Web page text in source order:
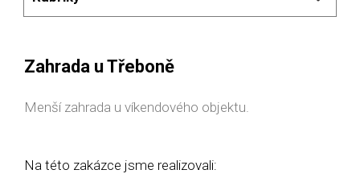
Zahrada u Třeboně
Menší zahrada u víkendového objektu.
Na této zakázce jsme realizovali: